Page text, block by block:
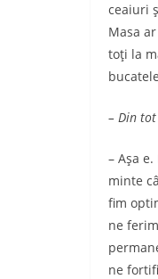
ceaiuri
Masa
toţi la
– Din
– Aşa
minte
fim
ne
ne